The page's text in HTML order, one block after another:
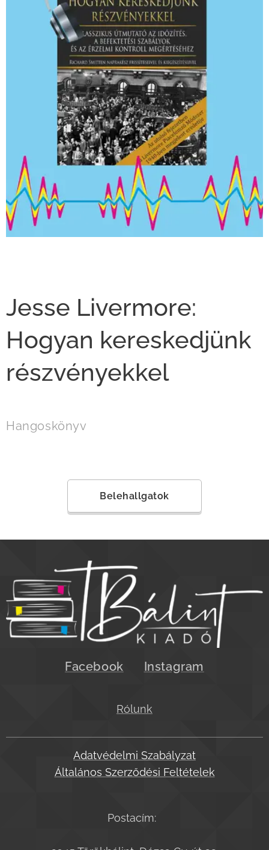
Jesse Livermore:
Hogyan kereskedjünk
részvényekkel
Hangoskönyv
Belehallgatok
Facebook Instagram
Rólunk
Adatvédelmi Szabályzat
Általános Szerződési Feltételek
Postacím: